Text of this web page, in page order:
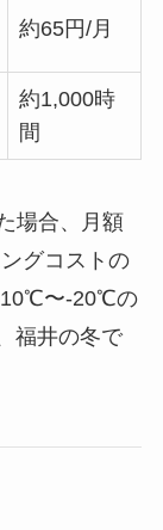
約65円/月
約1,000時
間
場合、月額
グコストの
10℃〜-20℃の
福井の冬で